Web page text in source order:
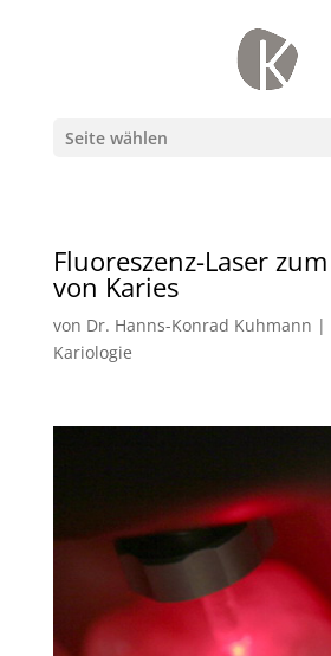
Seite wählen
Fluoreszenz-Laser
von Karies
von Dr. Hanns-Konrad Kuhmann |
Kariologie